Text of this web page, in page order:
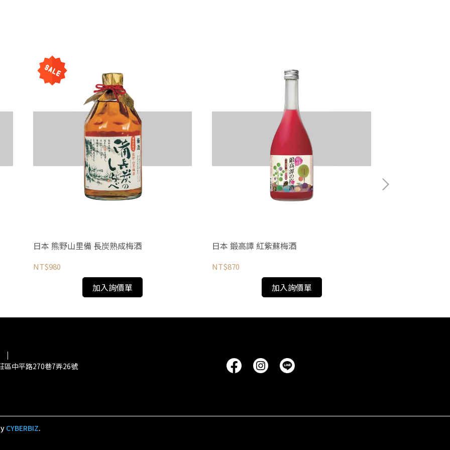
日本 熊野山里備 長炭熟成梅酒
NT$980
加入詢價單
日本 鍛高譚 紅紫蘇梅酒
NT$870
加入詢價單
區中平路270巷7弄26號
CYBERBIZ.